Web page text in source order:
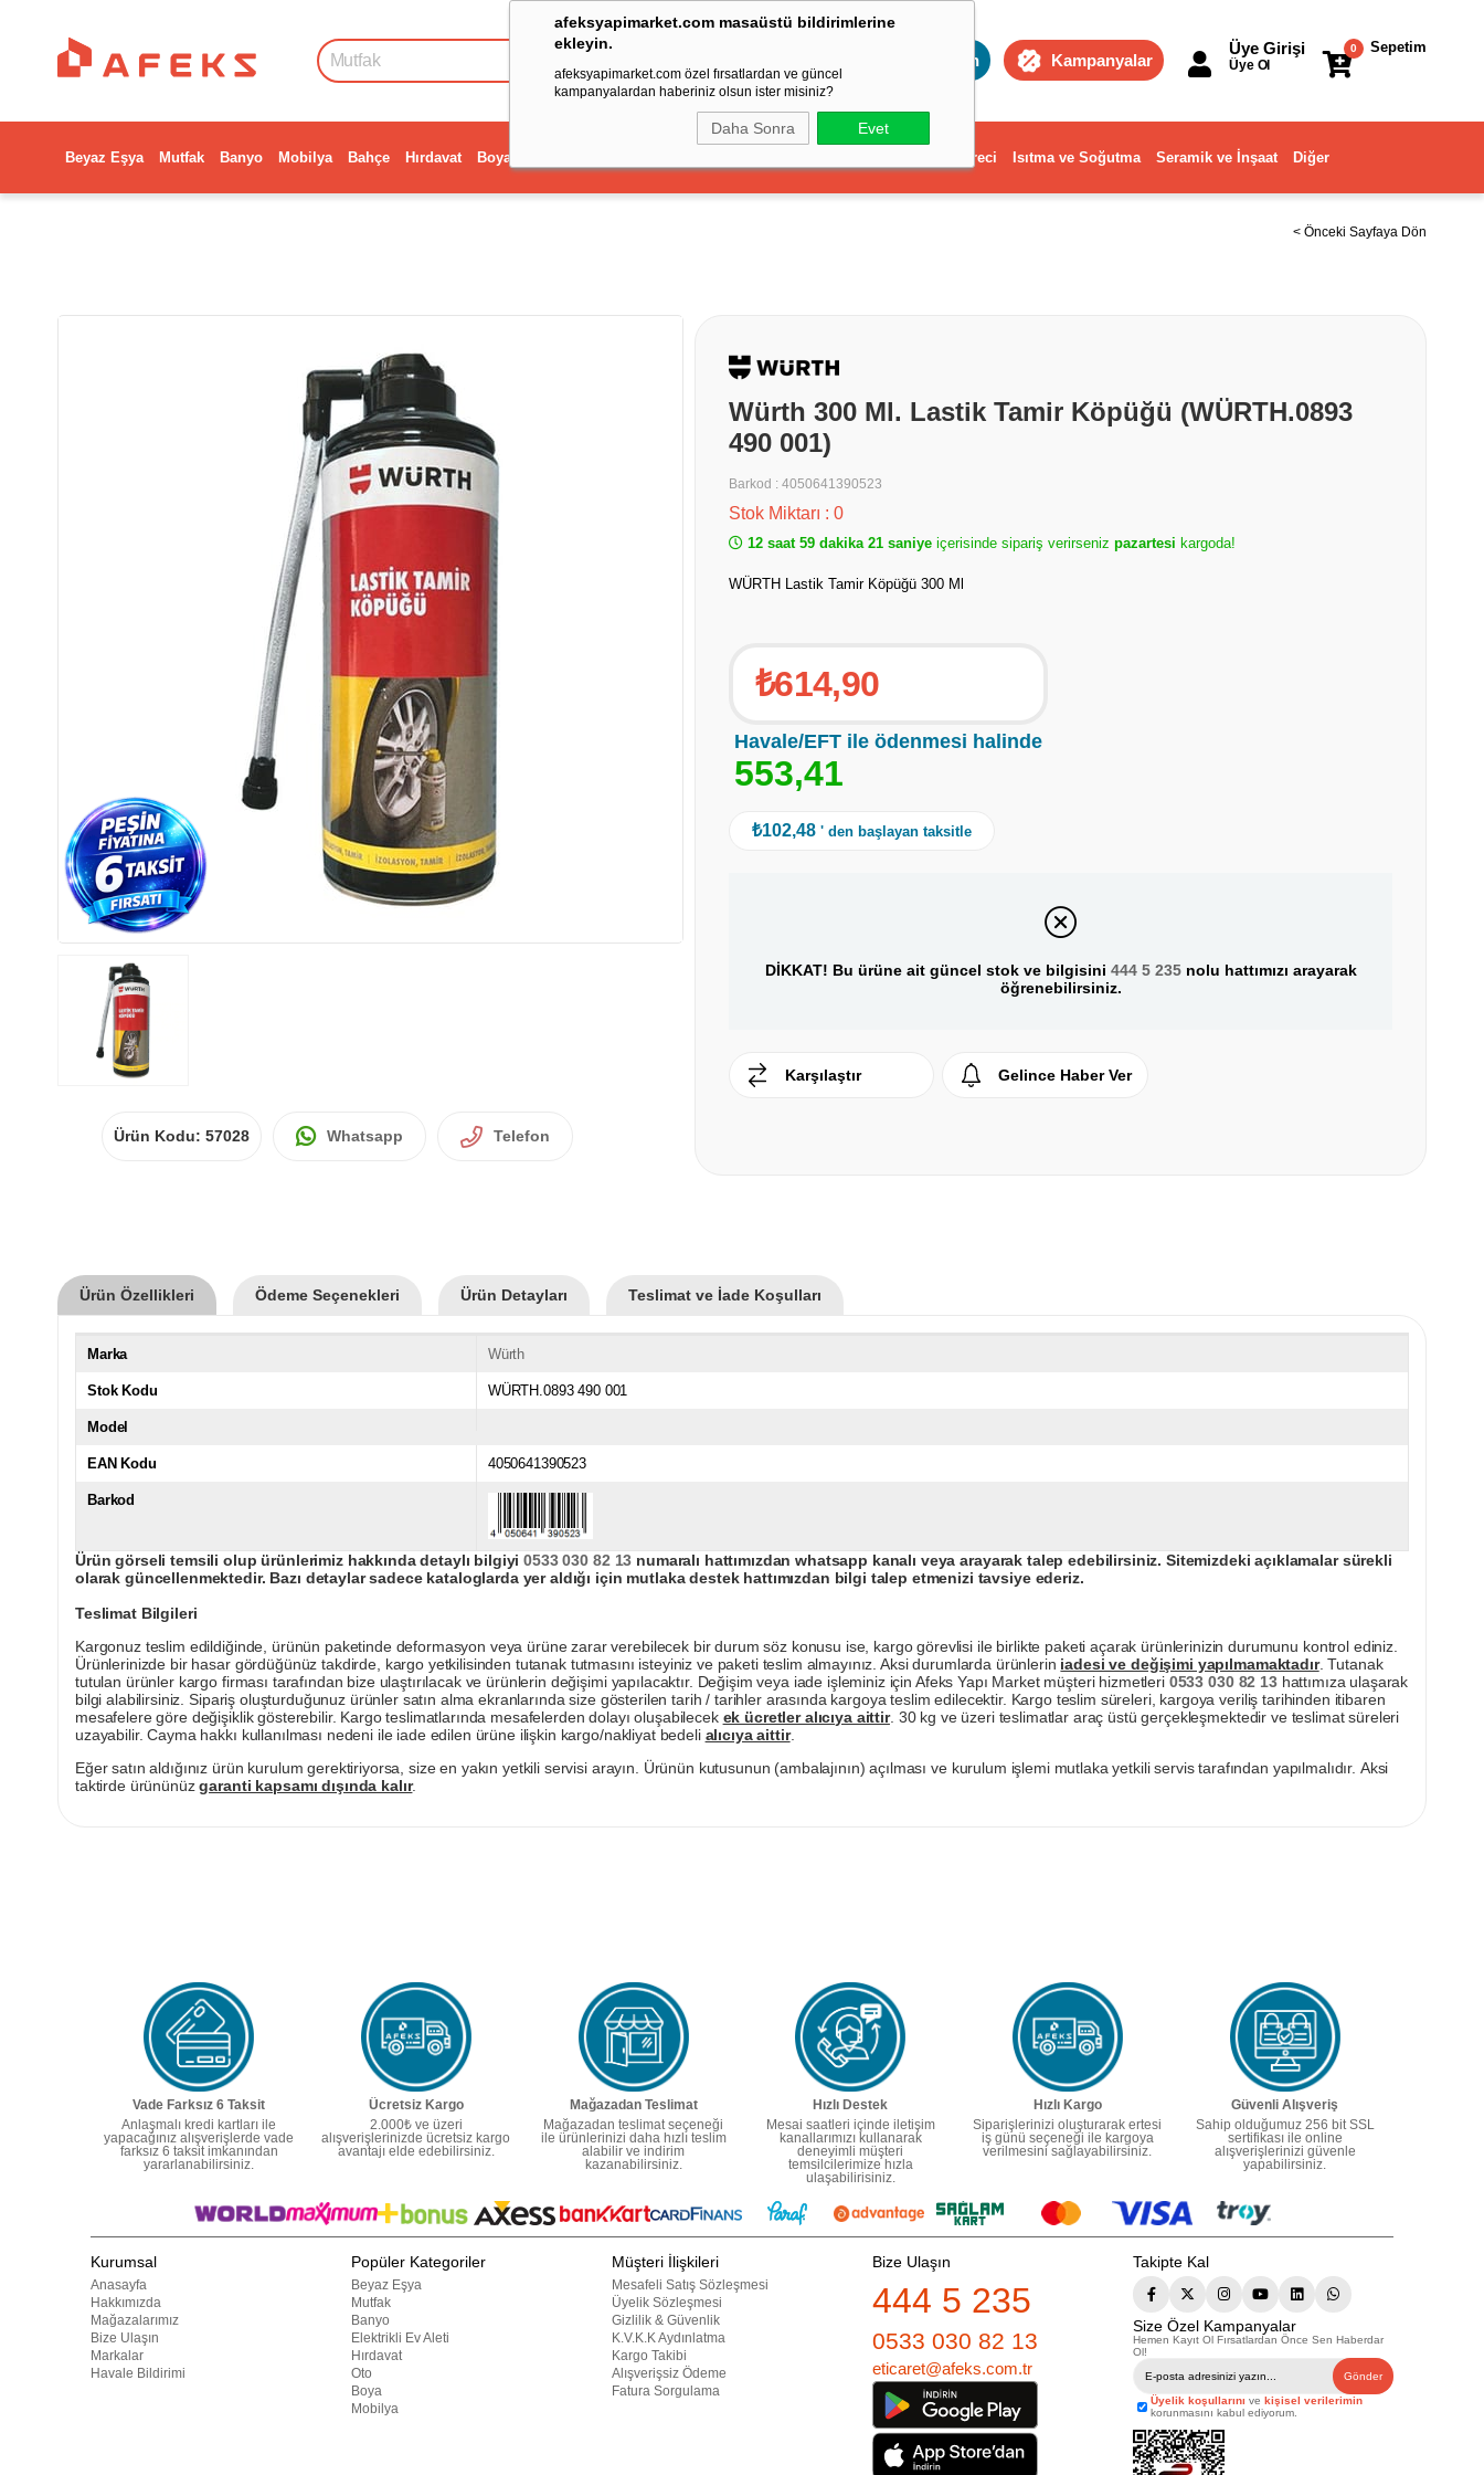
afeksyapimarket.com masaüstü bildirimlerine
ekleyin.
afeksyapimarket.com özel fırsatlardan ve güncel
kampanyalardan haberiniz olsun ister misiniz?
Daha Sonra Evet
Toptan Kampanyalar
Sepetim
0
Üye Girişi
Üye Ol
Beyaz Eşya Mutfak Banyo Mobilya Bahçe Hırdavat Boya Dekorasyon ve Ev Gereci Isıtma ve Soğutma Seramik ve İnşaat Diğer
< Önceki Sayfaya Dön
Ürün Kodu: 57028 Whatsapp Telefon
Würth 300 Ml. Lastik Tamir Köpüğü (WÜRTH.0893
490 001)
Barkod : 4050641390523
Stok Miktarı : 0
12 saat 59 dakika 21 saniye içerisinde sipariş verirseniz pazartesi kargoda!
WÜRTH Lastik Tamir Köpüğü 300 Ml
₺614,90
Havale/EFT ile ödenmesi halinde
553,41
₺102,48 ' den başlayan taksitle
DİKKAT! Bu ürüne ait güncel stok ve bilgisini 444 5 235nolu hattımızı arayarak
öğrenebilirsiniz.
Karşılaştır Gelince Haber Ver
Ürün Özellikleri Ödeme Seçenekleri Ürün Detayları Teslimat ve İade Koşulları
Marka Würth
Stok Kodu WÜRTH.0893 490 001
Model
EAN Kodu 4050641390523
Barkod
Ürün görseli temsili olup ürünlerimiz hakkında detaylı bilgiyi0533 030 82 13 numaralı hattımızdan whatsapp kanalı veya arayarak talep edebilirsiniz. Sitemizdeki açıklamalar sürekli
olarak güncellenmektedir. Bazı detaylar sadece kataloglarda yer aldığı için mutlaka destek hattımızdan bilgi talep etmenizi tavsiye ederiz.
Teslimat Bilgileri
Kargonuz teslim edildiğinde, ürünün paketinde deformasyon veya ürüne zarar verebilecek bir durum söz konusu ise, kargo görevlisi ile birlikte paketi açarak ürünlerinizin durumunu kontrol ediniz.
Ürünlerinizde bir hasar gördüğünüz takdirde, kargo yetkilisinden tutanak tutmasını isteyiniz ve paketi teslim almayınız. Aksi durumlarda ürünlerin iadesi ve değişimi yapılmamaktadır. Tutanak
tutulan ürünler kargo firması tarafından bize ulaştırılacak ve ürünlerin değişimi yapılacaktır. Değişim veya iade işleminiz için Afeks Yapı Market müşteri hizmetleri 0533 030 82 13hattımıza ulaşarak
bilgi alabilirsiniz. Sipariş oluşturduğunuz ürünler satın alma ekranlarında size gösterilen tarih / tarihler arasında kargoya teslim edilecektir. Kargo teslim süreleri, kargoya veriliş tarihinden itibaren
mesafelere göre değişiklik gösterebilir. Kargo teslimatlarında mesafelerden dolayı oluşabilecek ek ücretler alıcıya aittir. 30 kg ve üzeri teslimatlar araç üstü gerçekleşmektedir ve teslimat süreleri
uzayabilir. Cayma hakkı kullanılması nedeni ile iade edilen ürüne ilişkin kargo/nakliyat bedeli alıcıya aittir.
Eğer satın aldığınız ürün kurulum gerektiriyorsa, size en yakın yetkili servisi arayın. Ürünün kutusunun (ambalajının) açılması ve kurulum işlemi mutlaka yetkili servis tarafından yapılmalıdır. Aksi
taktirde ürününüzgaranti kapsamı dışında kalır.
Vade Farksız 6 Taksit
Anlaşmalı kredi kartları ile
yapacağınız alışverişlerde vade
farksız 6 taksit imkanından
yararlanabilirsiniz.
Ücretsiz Kargo
2.000₺ ve üzeri
alışverişlerinizde ücretsiz kargo
avantajı elde edebilirsiniz.
Mağazadan Teslimat
Mağazadan teslimat seçeneği
ile ürünlerinizi daha hızlı teslim
alabilir ve indirim
kazanabilirsiniz.
Hızlı Destek
Mesai saatleri içinde iletişim
kanallarımızı kullanarak
deneyimli müşteri
temsilcilerimize hızla
ulaşabilirisiniz.
Hızlı Kargo
Siparişlerinizi oluşturarak ertesi
iş günü seçeneği ile kargoya
verilmesini sağlayabilirsiniz.
Güvenli Alışveriş
Sahip olduğumuz 256 bit SSL
sertifikası ile online
alışverişlerinizi güvenle
yapabilirsiniz.
Kurumsal
Anasayfa
Hakkımızda
Mağazalarımız
Bize Ulaşın
Markalar
Havale Bildirimi
Popüler Kategoriler
Beyaz Eşya
Mutfak
Banyo
Elektrikli Ev Aleti
Hırdavat
Oto
Boya
Mobilya
Müşteri İlişkileri
Mesafeli Satış Sözleşmesi
Üyelik Sözleşmesi
Gizlilik & Güvenlik
K.V.K.K Aydınlatma
Kargo Takibi
Alışverişsiz Ödeme
Fatura Sorgulama
Bize Ulaşın
444 5 235
0533 030 82 13
eticaret@afeks.com.tr
Takipte Kal
Size Özel Kampanyalar
Hemen Kayıt Ol Fırsatlardan Önce Sen Haberdar
Ol!
Gönder
Üyelik koşullarını ve kişisel verilerimin
korunmasını kabul ediyorum.